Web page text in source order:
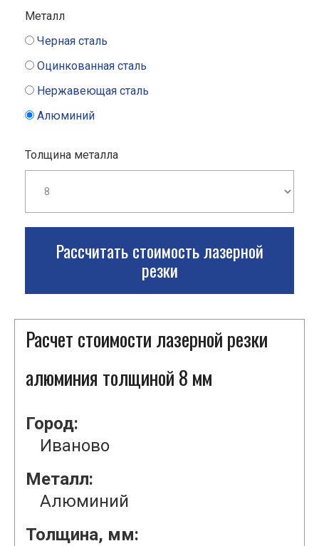
Металл
Черная сталь
Оцинкованная сталь
Нержавеющая сталь
Алюминий
Толщина металла
Рассчитать стоимость лазерной
резки
Расчет стоимости лазерной резки
алюминия толщиной 8 мм
Город:
Иваново
Металл:
Алюминий
Толщина, мм: